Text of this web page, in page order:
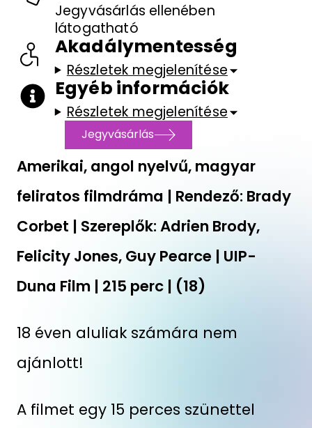
Amerikai, angol nyelvű, magyar
feliratos filmdráma | Rendező: Brady
Corbet | Szereplők: Adrien Brody,
Felicity Jones, Guy Pearce | UIP-
Duna Film | 215 perc | (18)
18 éven aluliak számára nem
ajánlott!
A filmet egy 15 perces szünettel
Jegyvásárlás ellenében
látogatható
Akadálymentesség
Részletek megjelenítése
Egyéb információk
Részletek megjelenítése
Jegyvásárlás